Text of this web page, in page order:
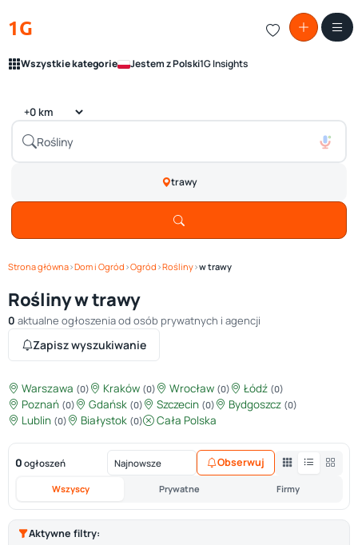
1G
Wszystkie kategorie Jestem z Polski1G Insights
trawy
Strona główna›Dom i Ogród ›Ogród ›Rośliny›w trawy
Rośliny w trawy
0 aktualne ogłoszenia od osób prywatnych i agencji
Zapisz wyszukiwanie
Warszawa (0) Kraków (0) Wrocław (0) Łódź (0)
Poznań (0) Gdańsk (0) Szczecin (0) Bydgoszcz (0)
Lublin (0) Białystok (0) Cała Polska
0 ogłoszeń
Wszyscy Prywatne Firmy
Obserwuj
Aktywne filtry: